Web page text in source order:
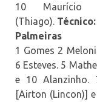
10 Maurício
(Thiago). Técnico:
Palmeiras
1 Gomes 2
6 Esteves. 5
e 10 Alanzinho.
[Airton (Lincon)]